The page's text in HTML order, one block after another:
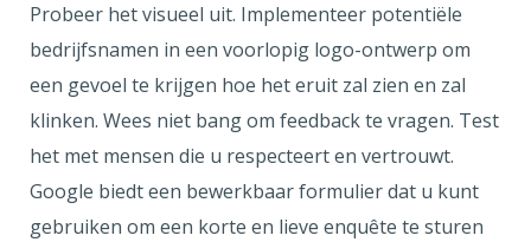
Probeer het visueel uit. Implementeer potentiële
bedrijfsnamen in een voorlopig logo-ontwerp om
een gevoel te krijgen hoe het eruit zal zien en zal
klinken. Wees niet bang om feedback te vragen. Test
het met mensen die u respecteert en vertrouwt.
Google biedt een bewerkbaar formulier dat u kunt
gebruiken om een korte en lieve enquête te sturen